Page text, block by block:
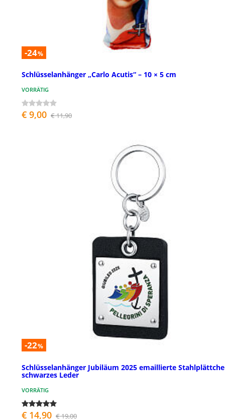
-24%
Schlüsselanhänger „Carlo Acutis“ – 10 × 5 cm
VORRÄTIG
€ 9,00 € 11,90
-22%
Schlüsselanhänger Jubiläum 2025 emaillierte
schwarzes Leder
VORRÄTIG
€ 14,90 € 19,00